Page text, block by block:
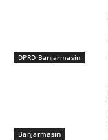
DPRD Banjarmasin
Banjarmasin